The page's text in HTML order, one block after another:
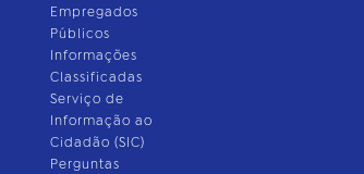
Empregados
Públicos
Informações
Classificadas
Serviço de
Informação ao
Cidadão (SIC)
Perguntas